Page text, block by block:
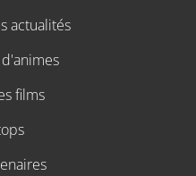
actualités
films